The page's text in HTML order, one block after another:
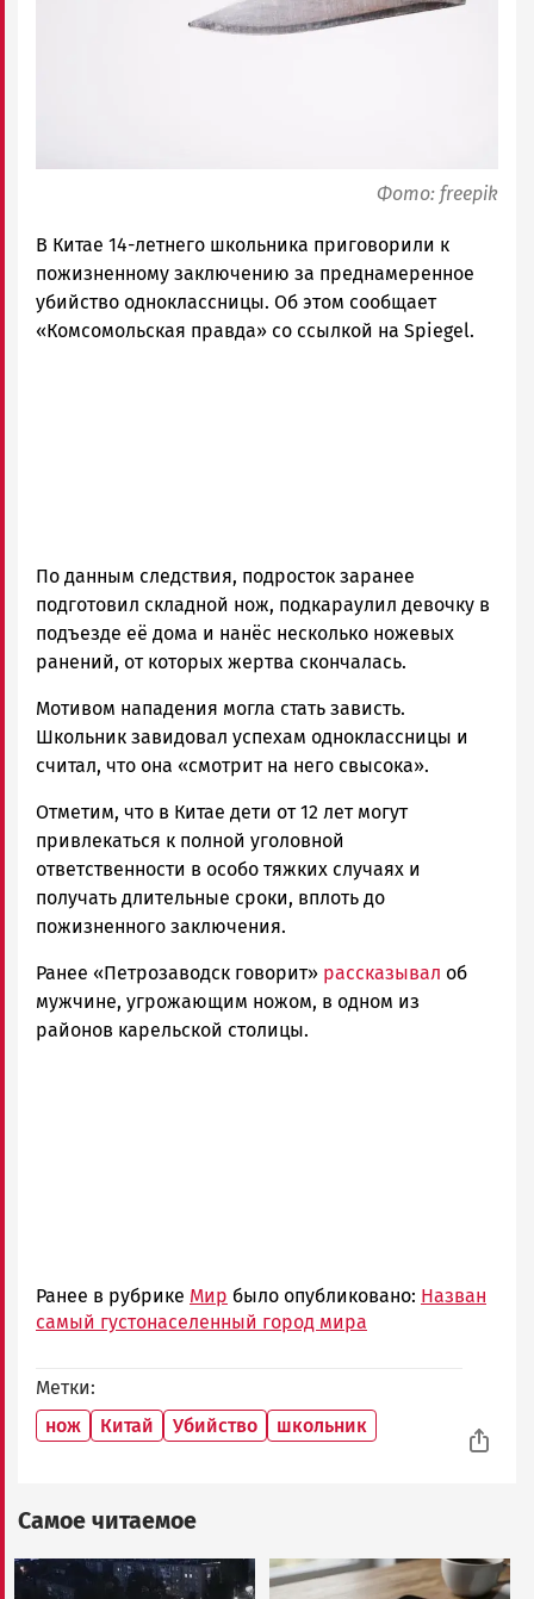
Фото: freepik
В Китае 14-летнего школьника приговорили к
пожизненному заключению за преднамеренное
убийство одноклассницы. Об этом сообщает
«Комсомольская правда» со ссылкой на Spiegel.
По данным следствия, подросток заранее
подготовил складной нож, подкараулил девочку в
подъезде её дома и нанёс несколько ножевых
ранений, от которых жертва скончалась.
Мотивом нападения могла стать зависть.
Школьник завидовал успехам одноклассницы и
считал, что она «смотрит на него свысока».
Отметим, что в Китае дети от 12 лет могут
привлекаться к полной уголовной
ответственности в особо тяжких случаях и
получать длительные сроки, вплоть до
пожизненного заключения.
Ранее «Петрозаводск говорит» рассказывал об
мужчине, угрожающим ножом, в одном из
районов карельской столицы.
Ранее в рубрике Мир было опубликовано: Назван
самый густонаселенный город мира
Метки
нож
Китай Убийство школьник
Самое читаемое
Image Image